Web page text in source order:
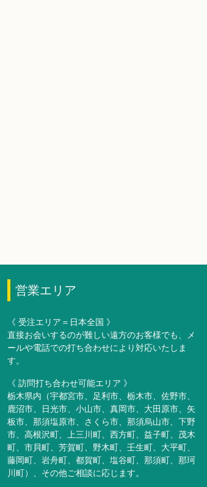
営業エリア
《 受注エリア＝日本全国 》
直接お会いするのが難しい遠方のお客様でも、メ
ールや電話での打ち合わせにより対応いたしま
す。
《 訪問打ち合わせ可能エリア 》
栃木県内（宇都宮市、足利市、栃木市、佐野市、
鹿沼市、日光市、小山市、真岡市、大田原市、矢
板市、那須塩原市、さくら市、那須烏山市、下野
市、高根沢町、上三川町、西方町、益子町、茂木
町、市貝町、芳賀町、野木町、壬生町、大平町、
藤岡町、岩舟町、都賀町、塩谷町、那須町、那珂
川町）、その他ご相談に応じます。